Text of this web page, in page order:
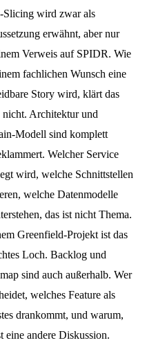
Slicing wird zwar als
erwähnt, aber nur
Verweis auf SPIDR. Wie
fachlichen Wunsch eine
Story wird, klärt das
nicht. Architektur und
Modell sind komplett
Welcher Service
wird, welche Schnittstellen
welche Datenmodelle
das ist nicht Thema.
Greenfield-Projekt ist das
Loch. Backlog und
sind auch außerhalb. Wer
welches Feature als
drankommt, und warum,
eine andere Diskussion.